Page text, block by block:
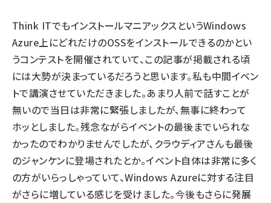
Think ITでもインストールマニアックスというWindows
Azure上にどれだけのOSSをインストールできるのかとい
うコンテストを開催されていて、この記事が掲載される頃
には大勢が決まっているだろうと思います。私も中間イベン
トで講演させていただきました。あまり人前で話すことが
無いので当日は非常に緊張しましたが、無事に終わって
ホッとしました。残念ながらイベントの最後までいられな
かったのでわかりませんでしたが、クラウディアさんも最後
のジャンケンに登場されたとか。イベント自体は非常に多く
の方がいらっしゃっていて、Windows Azureに対する注目
がさらに増している感じを受けました。今後もさらに発展